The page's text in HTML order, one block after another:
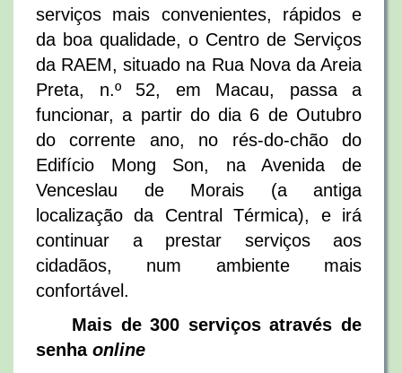
serviços mais convenientes, rápidos e
da boa qualidade, o Centro de Serviços
da RAEM, situado na Rua Nova da Areia
Preta, n.º 52, em Macau, passa a
funcionar, a partir do dia 6 de Outubro
do corrente ano, no rés-do-chão do
Edifício Mong Son, na Avenida de
Venceslau de Morais (a antiga
localização da Central Térmica), e irá
continuar a prestar serviços aos
cidadãos, num ambiente mais
confortável.
Mais de 300 serviços através de
senha online